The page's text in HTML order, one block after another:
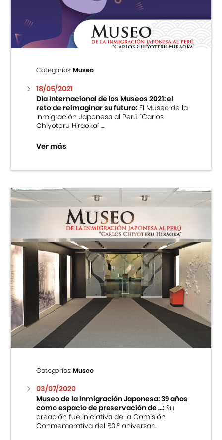
Centro Cultural Peruano Japonés
Cursos
Museo de la Inmigración Japonesa
Fondo Editorial
Teatro Peruano Japonés
Categorías:Museo
18/05/2021
Día Internacional de los Museos 2021: el
reto de reimaginar su futuro:El Museo de la
Inmigración Japonesa al Perú “Carlos
Chiyoteru Hiraoka” ...
Ver más
Categorías:Museo
03/07/2020
Museo de la Inmigración Japonesa: 39 años
como espacio de preservación de ...:Su
creación fue iniciativa de la Comisión
Conmemorativa del 80.º aniversar...